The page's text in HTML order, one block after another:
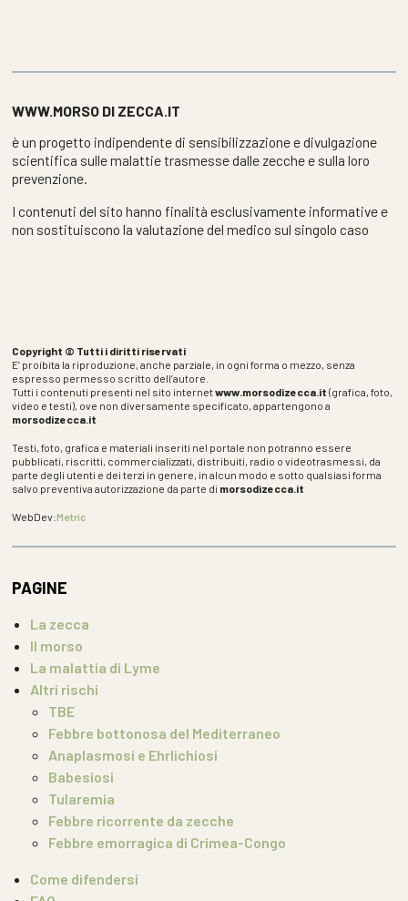
WWW.MORSO DI ZECCA.IT
è un progetto indipendente di sensibilizzazione e divulgazione
scientifica sulle malattie trasmesse dalle zecche e sulla loro
prevenzione.
I contenuti del sito hanno finalità esclusivamente informative e
non sostituiscono la valutazione del medico sul singolo caso
Copyright © Tutti i diritti riservati
E’ proibita la riproduzione, anche parziale, in ogni forma o mezzo, senza
espresso permesso scritto dell’autore.
Tutti i contenuti presenti nel sito internetwww.morsodizecca.it (grafica, foto,
video e testi), ove non diversamente specificato, appartengono a
morsodizecca.it
Testi, foto, grafica e materiali inseriti nel portale non potranno essere
pubblicati, riscritti, commercializzati, distribuiti, radio o videotrasmessi, da
parte degli utenti e dei terzi in genere, in alcun modo e sotto qualsiasi forma
salvo preventiva autorizzazione da parte di morsodizecca.it
WebDev:Metric
PAGINE
La zecca
Il morso
La malattia di Lyme
Altri rischi
TBE
Febbre bottonosa del Mediterraneo
Anaplasmosi e Ehrlichiosi
Babesiosi
Tularemia
Febbre ricorrente da zecche
Febbre emorragica di Crimea-Congo
Come difendersi